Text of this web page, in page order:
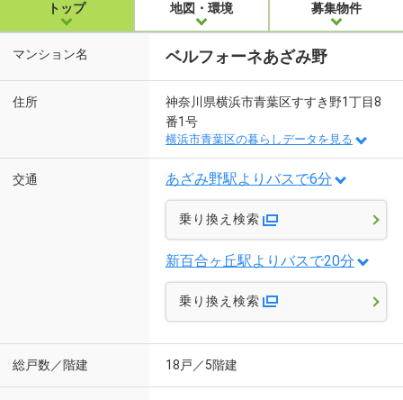
トップ 地図・環境 募集物件
マンション名 ベルフォーネあざみ野
住所
神奈川県横浜市青葉区すすき野1丁目8
番1号
横浜市青葉区の暮らしデータを見る
交通 あざみ野駅よりバスで6分
乗り換え検索
新百合ヶ丘駅よりバスで20分
乗り換え検索
総戸数／階建 18戸／5階建